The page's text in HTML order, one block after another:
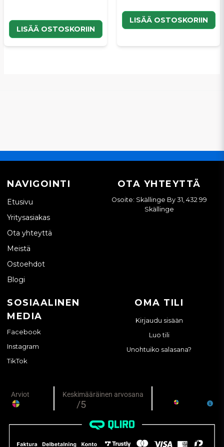
LISÄÄ OSTOSKORIIN
LISÄÄ OSTOSKORIIN
NAVIGOINTI
Etusivu
Yritysasiakas
Ota yhteyttä
Meistä
Ostoehdot
Blogi
OTA YHTEYTTÄ
Osoite: Skällinge By 31, 432 99
Skällinge
SOSIAALINEN
MEDIA
Facebook
Instagram
TikTok
OMA TILI
Kirjaudu sisään
Luo tili
Unohtuiko salasana?